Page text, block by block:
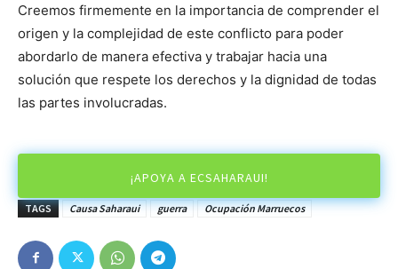
Creemos firmemente en la importancia de comprender el
origen y la complejidad de este conflicto para poder
abordarlo de manera efectiva y trabajar hacia una
solución que respete los derechos y la dignidad de todas
las partes involucradas.
¡APOYA A ECSAHARAUI!
TAGS Causa Saharaui guerra Ocupación Marruecos